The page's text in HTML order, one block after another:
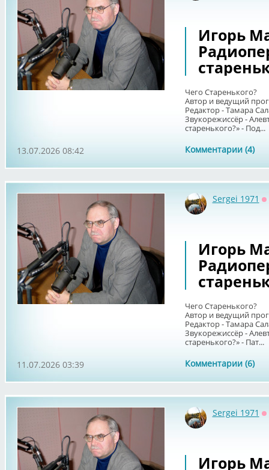
Игорь
Чего Старенького?
Автор и ведущий
Редактор - Тамара
Звукорежиссёр -
старенького?» - Под...
Комментарии (4)
13.07.2026 08:42
Sergei 1971
Игорь
Чего Старенького?
Автор и ведущий
Редактор - Тамара
Звукорежиссёр -
старенького?» - Пат...
Комментарии (6)
11.07.2026 03:39
Sergei 1971
Игорь